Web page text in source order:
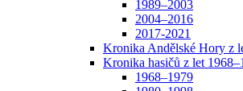
1989–2003
2004–2016
2017-2021
Kronika Andělské Hory z
Kronika hasičů z let
1968–1979